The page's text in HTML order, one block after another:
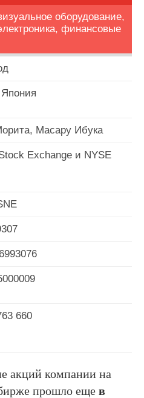
оборудование,
финансовые
Масару Ибука
Exchange и NYSE
660
акций компании на
прошло еще в